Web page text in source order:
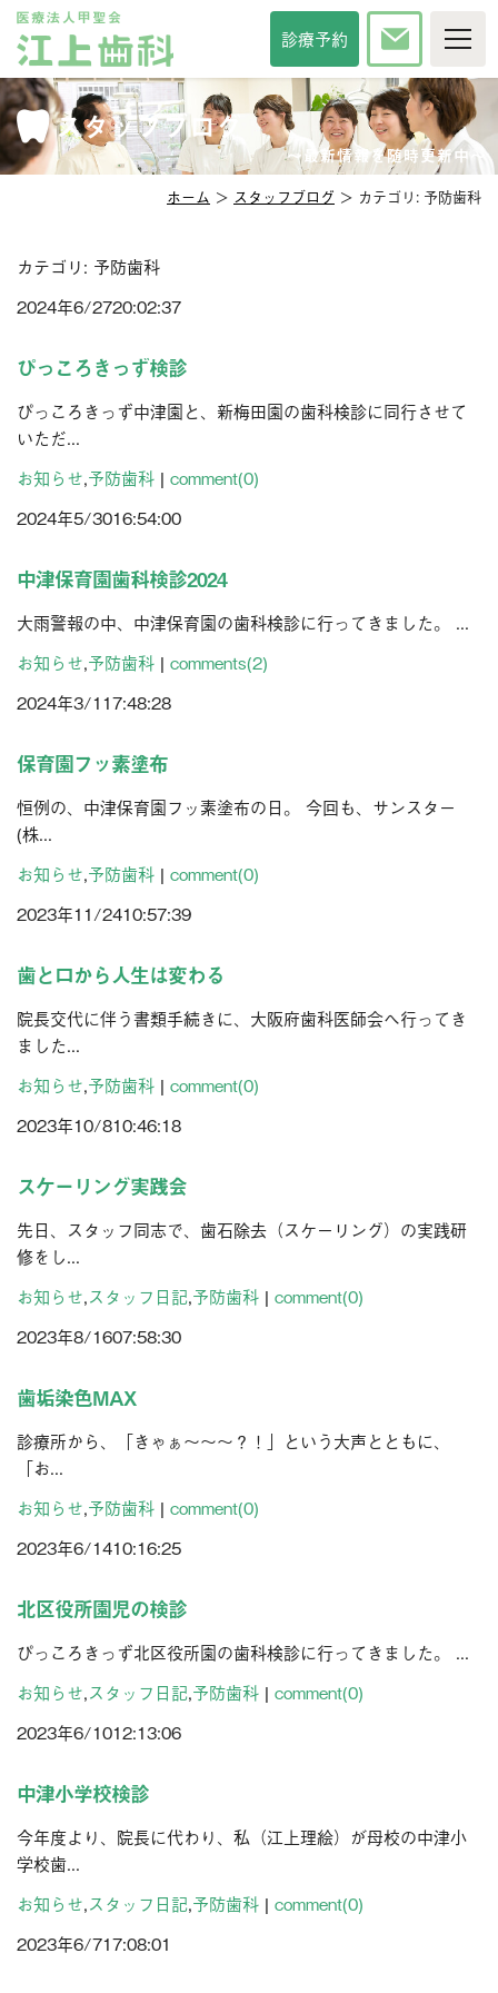
診療予約
TOP
当院について
診療時間・方針
院長紹介
スタッフ紹介
インタビュー
院内紹介
アクセス
診察科目
一般歯科
小児歯科
口腔外科
口腔強化管理体制
その他サービス
相談掲示板
ブログ
診療予約
お問い合わせ
スタッフブログ
〜最新情報を随時更新中〜
ホーム ＞ スタッフブログ ＞ カテゴリ: 予防歯科
カテゴリ: 予防歯科
2024年6/2720:02:37
ぴっころきっず検診
ぴっころきっず中津園と、新梅田園の歯科検診に同行させて
いただ...
お知らせ,予防歯科 | comment(0)
2024年5/3016:54:00
中津保育園歯科検診2024
大雨警報の中、中津保育園の歯科検診に行ってきました。 ...
お知らせ,予防歯科 | comments(2)
2024年3/117:48:28
保育園フッ素塗布
恒例の、中津保育園フッ素塗布の日。 今回も、サンスター
(株...
お知らせ,予防歯科 | comment(0)
2023年11/2410:57:39
歯と口から人生は変わる
院長交代に伴う書類手続きに、大阪府歯科医師会へ行ってき
ました...
お知らせ,予防歯科 | comment(0)
2023年10/810:46:18
スケーリング実践会
先日、スタッフ同志で、歯石除去（スケーリング）の実践研
修をし...
お知らせ,スタッフ日記,予防歯科 | comment(0)
2023年8/1607:58:30
歯垢染色MAX
診療所から、「きゃぁ～～～？！」という大声とともに、
「お...
お知らせ,予防歯科 | comment(0)
2023年6/1410:16:25
北区役所園児の検診
ぴっころきっず北区役所園の歯科検診に行ってきました。 ...
お知らせ,スタッフ日記,予防歯科 | comment(0)
2023年6/1012:13:06
中津小学校検診
今年度より、院長に代わり、私（江上理絵）が母校の中津小
学校歯...
お知らせ,スタッフ日記,予防歯科 | comment(0)
2023年6/717:08:01